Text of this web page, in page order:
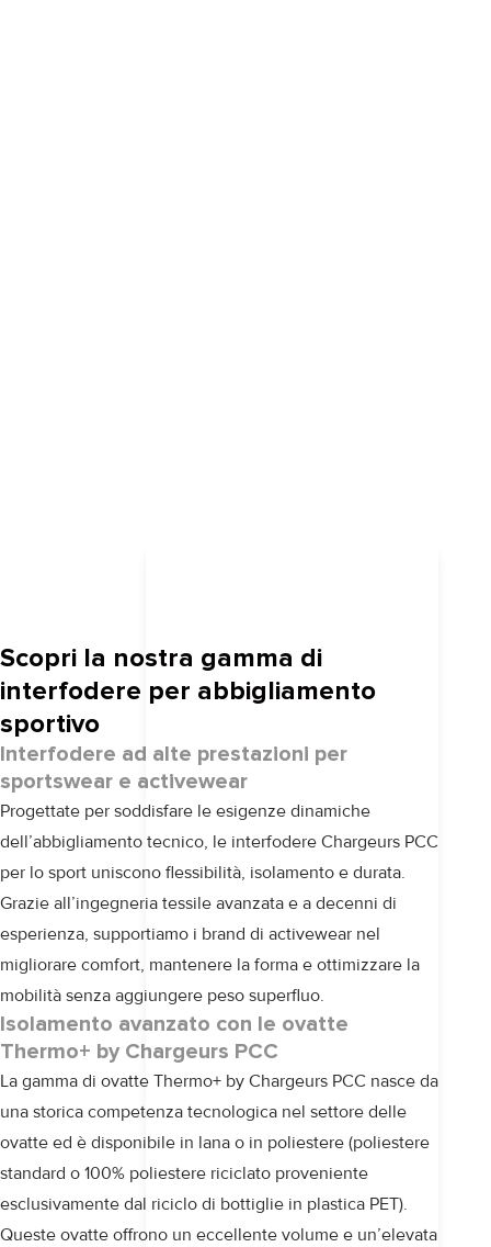
Scopri la nostra gamma di
interfodere per abbigliamento
sportivo
Interfodere ad alte prestazioni per
sportswear e activewear
Progettate per soddisfare le esigenze dinamiche
dell’abbigliamento tecnico, le interfodere Chargeurs PCC
per lo sport uniscono flessibilità, isolamento e durata.
Grazie all’ingegneria tessile avanzata e a decenni di
esperienza, supportiamo i brand di activewear nel
migliorare comfort, mantenere la forma e ottimizzare la
mobilità senza aggiungere peso superfluo.
Isolamento avanzato con le ovatte
Thermo+ by Chargeurs PCC
La gamma di ovatte Thermo+ by Chargeurs PCC nasce da
una storica competenza tecnologica nel settore delle
ovatte ed è disponibile in lana o in poliestere (poliestere
standard o 100% poliestere riciclato proveniente
esclusivamente dal riciclo di bottiglie in plastica PET).
Queste ovatte offrono un eccellente volume e un’elevata